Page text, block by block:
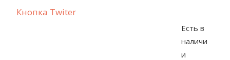
Кнопка Twiter
Есть в
наличи
и